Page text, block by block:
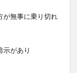
が無事に乗り切れ
示があり